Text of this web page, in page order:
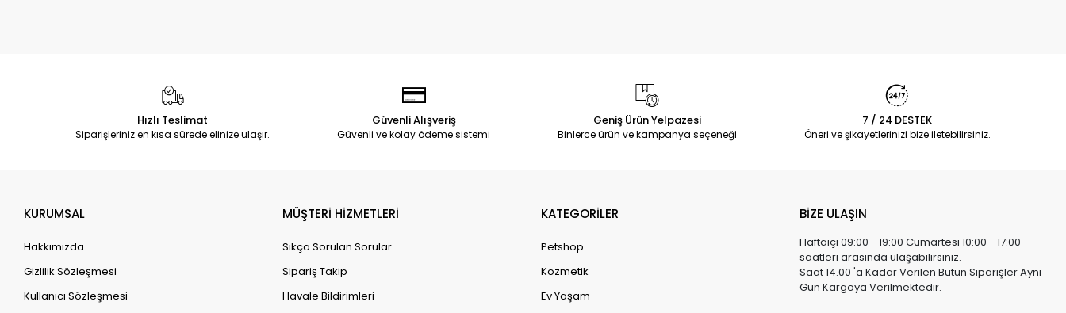
Hızlı Teslimat
Siparişleriniz en kısa sürede elinize ulaşır.
Güvenli Alışveriş
Güvenli ve kolay ödeme sistemi
Geniş Ürün Yelpazesi
Binlerce ürün ve kampanya seçeneği
7 / 24 DESTEK
Öneri ve şikayetlerinizi bize iletebilirsiniz.
KURUMSAL
Hakkımızda
Gizlilik Sözleşmesi
Kullanıcı Sözleşmesi
MÜŞTERİ HİZMETLERİ
Sıkça Sorulan Sorular
Sipariş Takip
Havale Bildirimleri
KATEGORİLER
Petshop
Kozmetik
Ev Yaşam
BİZE ULAŞIN
Haftaiçi 09:00 - 19:00 Cumartesi 10:00 - 17:00
saatleri arasında ulaşabilirsiniz.
Saat 14.00 'a Kadar Verilen Bütün Siparişler Aynı
Gün Kargoya Verilmektedir.